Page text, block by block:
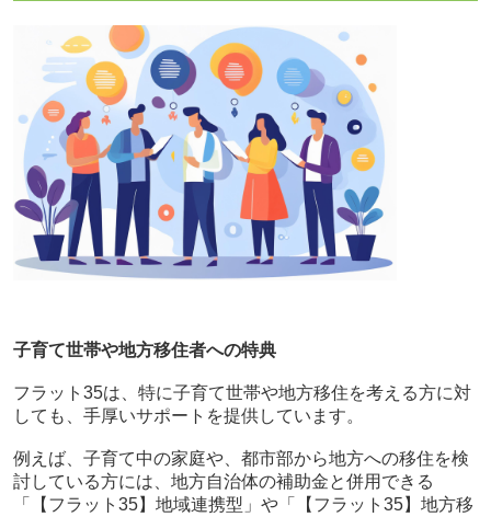
子育て世帯や地方移住者への特典
フラット35は、特に子育て世帯や地方移住を考える方に対
しても、手厚いサポートを提供しています。
例えば、子育て中の家庭や、都市部から地方への移住を検
討している方には、地方自治体の補助金と併用できる
「【フラット35】地域連携型」や「【フラット35】地方移